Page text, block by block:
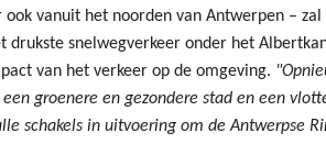
ook vanuit het noorden van Antwerpen –
drukste snelwegverkeer onder het
van het verkeer op de omgeving.
groenere en gezondere stad en een
schakels in uitvoering om de Antwerpse